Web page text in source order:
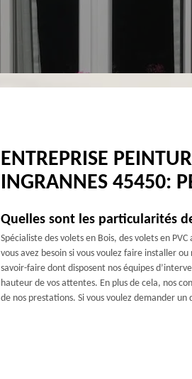
ENTREPRISE
INGRANNES 45450:
Quelles sont les particularités
Spécialiste des volets en Bois, des volets en
vous avez besoin si vous voulez faire installer
savoir-faire dont disposent nos équipes
hauteur de vos attentes. En plus de cela, nos
de nos prestations. Si vous voulez demander